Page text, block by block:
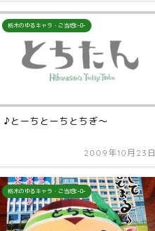
栃木のゆるキャラ・ご当地ﾋｰﾛｰ
♪とーちとーちとちぎ〜
2009年10月23日
栃木のゆるキャラ・ご当地ﾋｰﾛｰ